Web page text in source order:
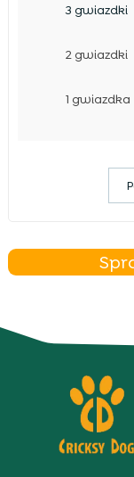
3 gwiazdki
2 gwiazdki
1 gwiazdka